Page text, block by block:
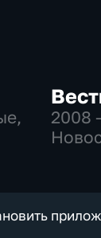
2008